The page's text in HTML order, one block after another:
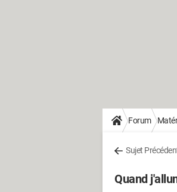
Forum
Sujet
Quand